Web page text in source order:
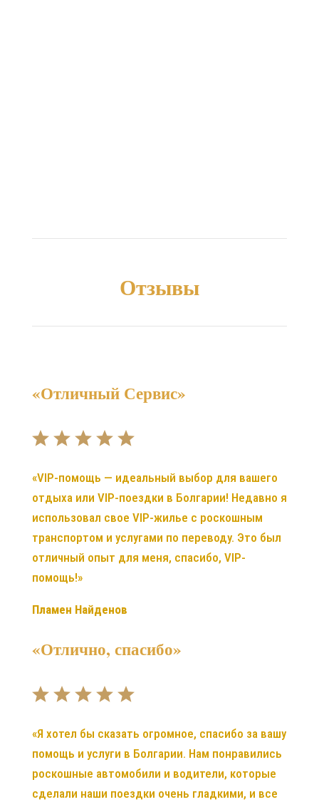
Отзывы
«Отличный Сервис»
«VIP-помощь — идеальный выбор для вашего
отдыха или VIP-поездки в Болгарии! Недавно я
использовал свое VIP-жилье с роскошным
транспортом и услугами по переводу. Это был
отличный опыт для меня, спасибо, VIP-
помощь!»
Пламен Найденов
«Отлично, спасибо»
«Я хотел бы сказать огромное, спасибо за вашу
помощь и услуги в Болгарии. Нам понравились
роскошные автомобили и водители, которые
сделали наши поездки очень гладкими, и все